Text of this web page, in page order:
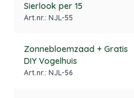
Sierlook per 15
Art.nr.: NJL-55
Zonnebloemzaad + Gratis
DIY Vogelhuis
Art.nr.: NJL-56